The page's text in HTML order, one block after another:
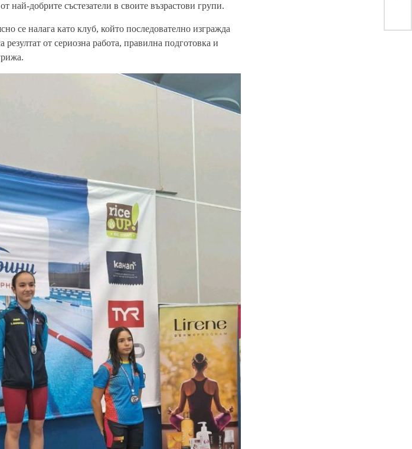
най-добрите състезатели в своите възрастови групи.
се налага като клуб, който последователно изгражда
от сериозна работа, правилна подготовка и